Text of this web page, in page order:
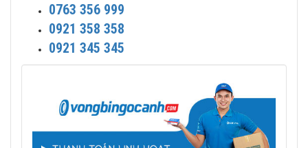
0763 356 999
0921 358 358
0921 345 345